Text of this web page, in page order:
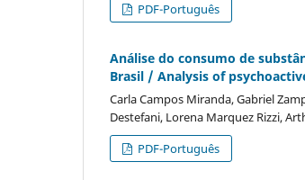
PDF-Português
Análise do consumo de
Brasil / Analysis of
Carla Campos Miranda, Gabriel
Destefani, Lorena Marquez Rizzi,
PDF-Português